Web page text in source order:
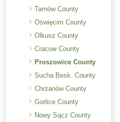
Tarnów County
Oświęcim County
Olkusz County
Cracow County
Proszowice County
Sucha Besk. County
Chrzanów County
Gorlice County
Nowy Sącz County